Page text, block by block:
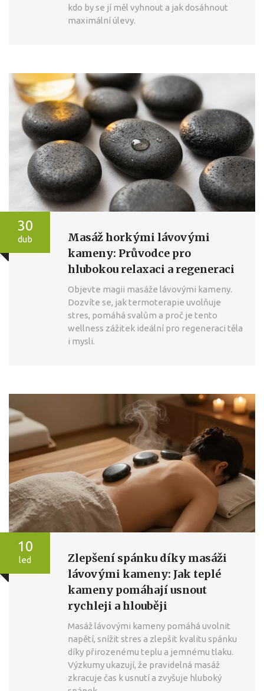
kdo by se jí měl vyhnout a jak dosáhnout
maximální úlevy.
30
dub
Masáž horkými lávovými
kameny: Průvodce pro
hlubokou relaxaci a regeneraci
Objevte magii masáže lávovými kameny.
Dozvíte se, jak termoterapie uvolňuje
stres, pomáhá svalům a proč je tento
wellness zážitek ideální pro regeneraci těla
i mysli.
10
led
Zlepšení spánku díky masáži
lávovými kameny: Jak teplé
kameny pomáhají usnout
rychleji a hlouběji
Masáž lávovými kameny pomáhá uvolnit
napětí, snížit stres a zlepšit kvalitu spánku
díky přirozenému teplu a jemnému tlaku.
Výzkumy ukazují, že pravidelná masáž
zkracuje čas k usnutí a zvyšuje hluboký